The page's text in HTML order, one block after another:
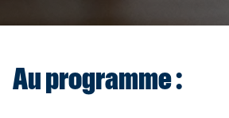
Au programme :